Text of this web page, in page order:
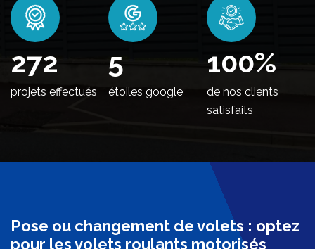
330
projets effectués
5
étoiles google
100%
de nos clients
satisfaits
Pose ou changement de volets : optez
pour les volets roulants motorisés